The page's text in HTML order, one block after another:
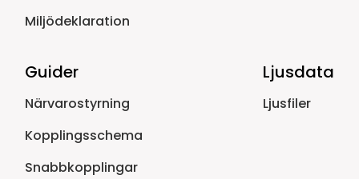
Miljödeklaration
Guider
Närvarostyrning
Kopplingsschema
Snabbkopplingar
Ljusdata
Ljusfiler